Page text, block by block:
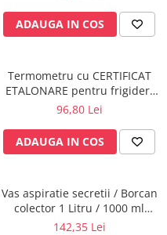
ADAUGA IN COS
Termometru cu CERTIFICAT
ETALONARE pentru frigider,
vitrine frigorifice,
96,80 Lei
ADAUGA IN COS
Vas aspiratie secretii / Borcan
colector 1 Litru / 1000 ml
pentru aspirator chirurgical -
142,35 Lei